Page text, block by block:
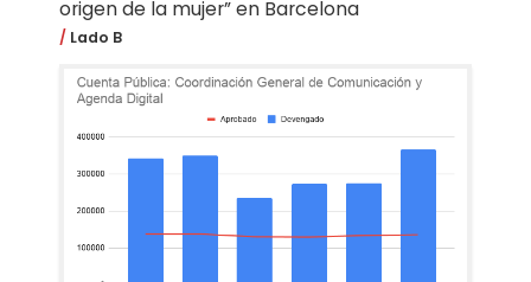
origen de la mujer” en Barcelona
Lado B